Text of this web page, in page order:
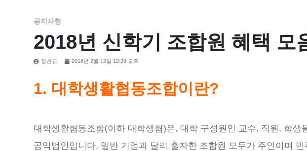
공지사항
2018년 신학기 조합원 혜택 모
정선교 2018년 2월 12일 12:29 오후
1. 대학생활협동조합이란?
대학생활협동조합(이하 대학생협)은, 대학 구성원인 교수, 직원, 학
공익법인입니다. 일반 기업과 달리 출자한 조합원 모두가 주인이며